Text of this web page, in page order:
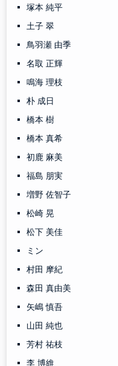
塚本 純平
土子 翠
鳥羽瀬 由季
名取 正輝
鳴海 理枝
朴 成日
橋本 樹
橋本 真希
初鹿 麻美
福島 朋実
増野 佐智子
松崎 晃
松下 美佳
ミン
村田 摩紀
森田 真由美
矢嶋 慎吾
山田 純也
芳村 祐枝
李 博維